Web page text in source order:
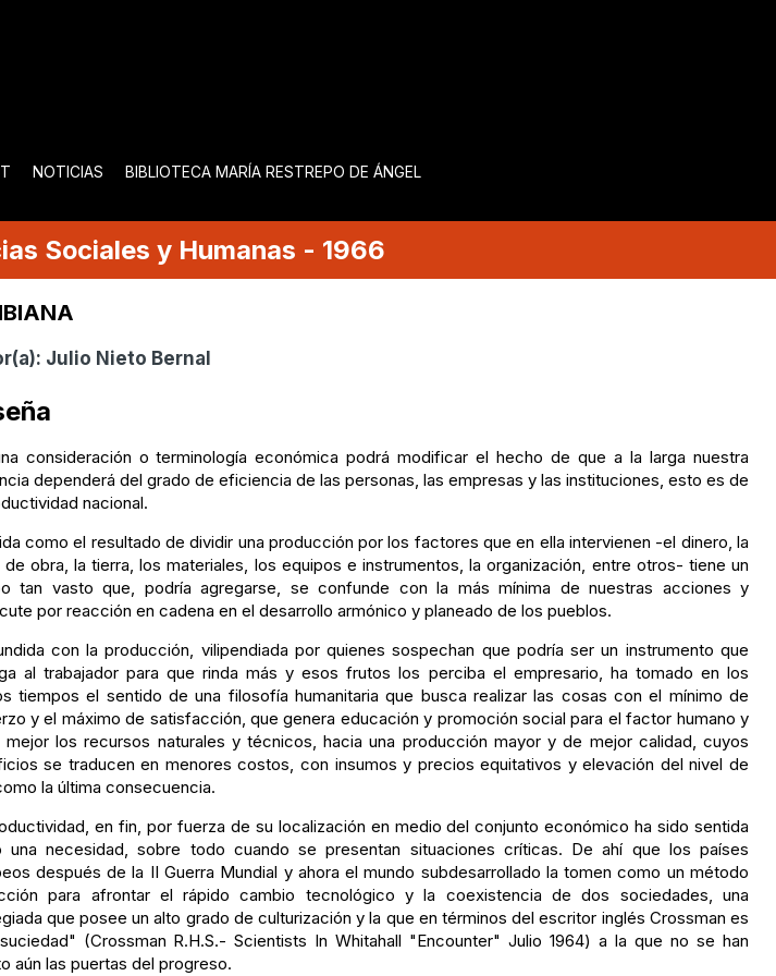
NOTICIAS BIBLIOTECA MARÍA RESTREPO DE ÁNGEL
Sociales y Humanas - 1966
Julio Nieto Bernal
consideración o terminología económica podrá modificar el hecho de que a la larga nuestra
dependerá del grado de eficiencia de las personas, las empresas y las instituciones, esto es de
nacional.
como el resultado de dividir una producción por los factores que en ella intervienen -el dinero, la
de obra, la tierra, los materiales, los equipos e instrumentos, la organización, entre otros- tiene un
tan vasto que, podría agregarse, se confunde con la más mínima de nuestras acciones y
por reacción en cadena en el desarrollo armónico y planeado de los pueblos.
con la producción, vilipendiada por quienes sospechan que podría ser un instrumento que
al trabajador para que rinda más y esos frutos los perciba el empresario, ha tomado en los
tiempos el sentido de una filosofía humanitaria que busca realizar las cosas con el mínimo de
y el máximo de satisfacción, que genera educación y promoción social para el factor humano y
mejor los recursos naturales y técnicos, hacia una producción mayor y de mejor calidad, cuyos
se traducen en menores costos, con insumos y precios equitativos y elevación del nivel de
la última consecuencia.
en fin, por fuerza de su localización en medio del conjunto económico ha sido sentida
una necesidad, sobre todo cuando se presentan situaciones críticas. De ahí que los países
después de la II Guerra Mundial y ahora el mundo subdesarrollado la tomen como un método
para afrontar el rápido cambio tecnológico y la coexistencia de dos sociedades, una
que posee un alto grado de culturización y la que en términos del escritor inglés Crossman es
(Crossman R.H.S.- Scientists In Whitahall "Encounter" Julio 1964) a la que no se han
aún las puertas del progreso.